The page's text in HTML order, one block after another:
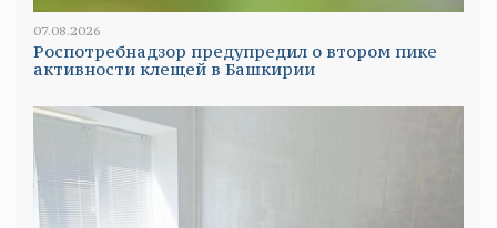
07.08.2026
Роспотребнадзор предупредил о втором пике
активности клещей в Башкирии